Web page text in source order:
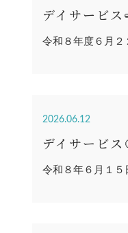
デイサービス
令和８年度６月２
2026.06.12
デイサービス
令和８年６月１５